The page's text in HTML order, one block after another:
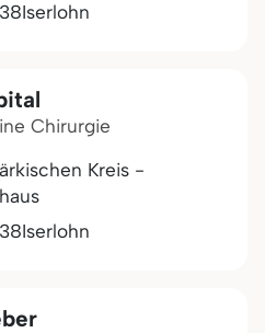
Iserlohn
Chirurgie
Kreis -
Iserlohn